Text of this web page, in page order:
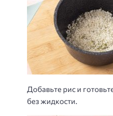
Добавьте рис и
без жидкости.